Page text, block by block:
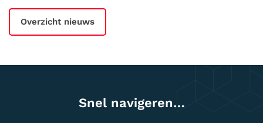
Overzicht nieuws
Snel navigeren…